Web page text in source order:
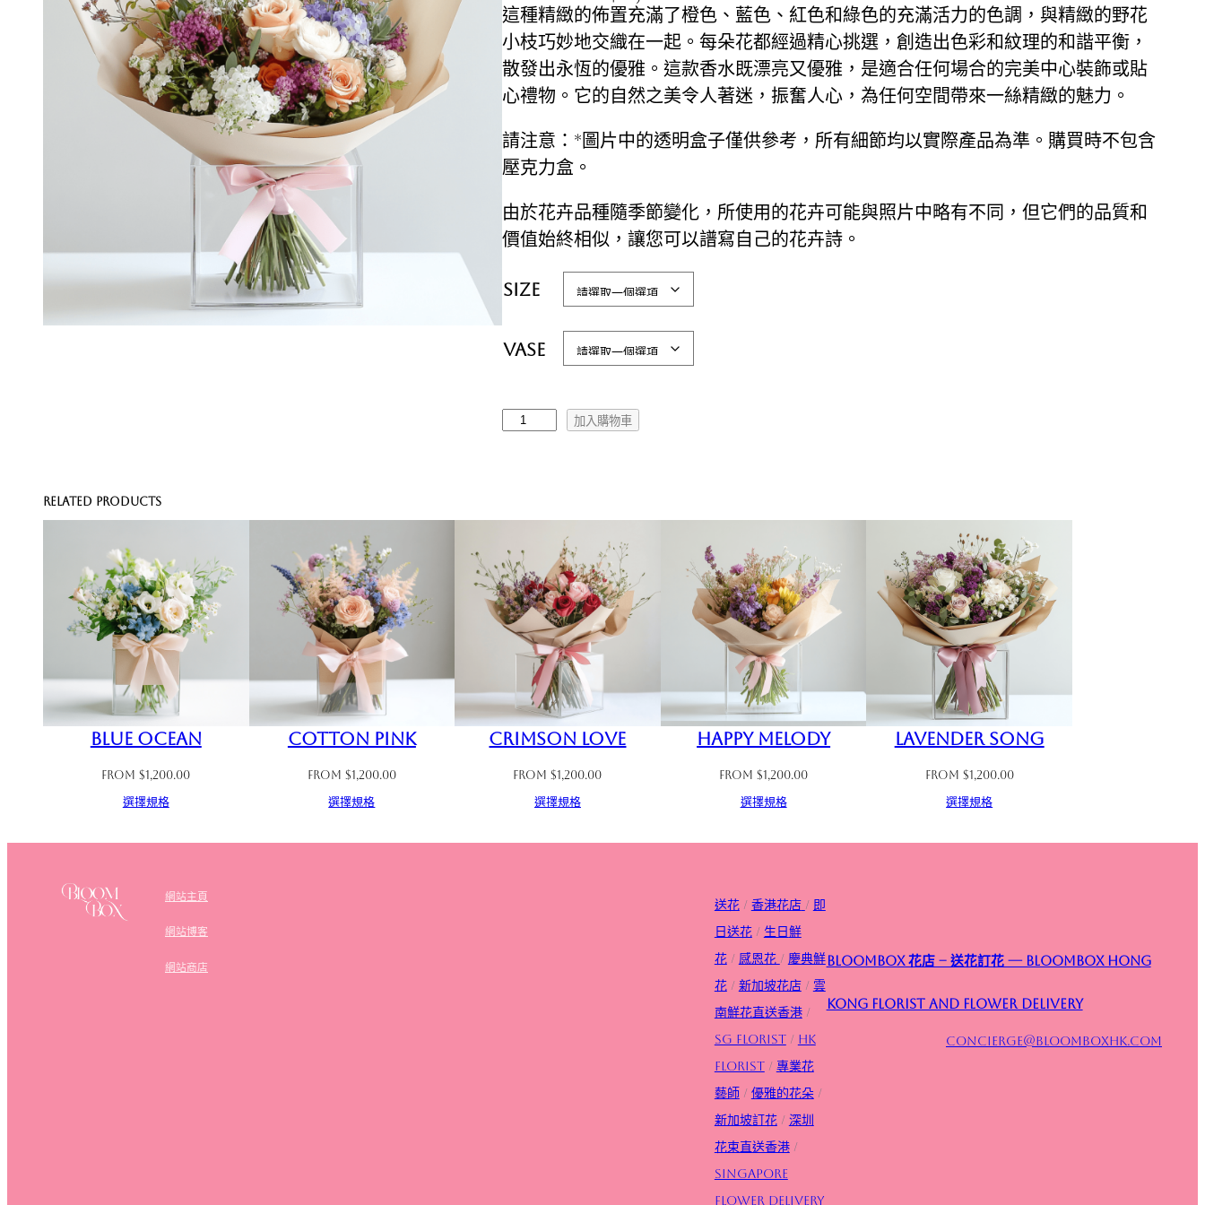
這種精緻的佈置充滿了橙色、藍色、紅色和綠色的充滿活力的色調，與精緻的野花
小枝巧妙地交織在一起。每朵花都經過精心挑選，創造出色彩和紋理的和諧平衡，
散發出永恆的優雅。這款香水既漂亮又優雅，是適合任何場合的完美中心裝飾或貼
心禮物。它的自然之美令人著迷，振奮人心，為任何空間帶來一絲精緻的魅力。
請注意：*圖片中的透明盒子僅供參考，所有細節均以實際產品為準。購買時不包含
壓克力盒。
由於花卉品種隨季節變化，所使用的花卉可能與照片中略有不同，但它們的品質和
價值始終相似，讓您可以譜寫自己的花卉詩。
Size
Vase
t
h
e
a
t
數
量
加入購物車
Related products
Blue Ocean
From$1,200.00
選擇規格
Cotton Pink
From $1,200.00
選擇規格
Crimson Love
From$1,200.00
選擇規格
Happy Melody
From$1,200.00
選擇規格
Lavender Song
From $1,200.00
選擇規格
網站主頁
網站博客
網站商店
送花/ 香港花店 / 即
日送花/ 生日鮮
花/ 感恩花 / 慶典鮮
花/ 新加坡花店/ 雲
南鮮花直送香港/
SG FLorist/ HK
Florist/ 專業花
藝師/ 優雅的花朵 /
新加坡訂花/ 深圳
花束直送香港/
Singapore
flower delivery
Bloombox 花店 – 送花訂花 — Bloombox Hong
Kong Florist and Flower Delivery
concierge@bloomboxhk.com